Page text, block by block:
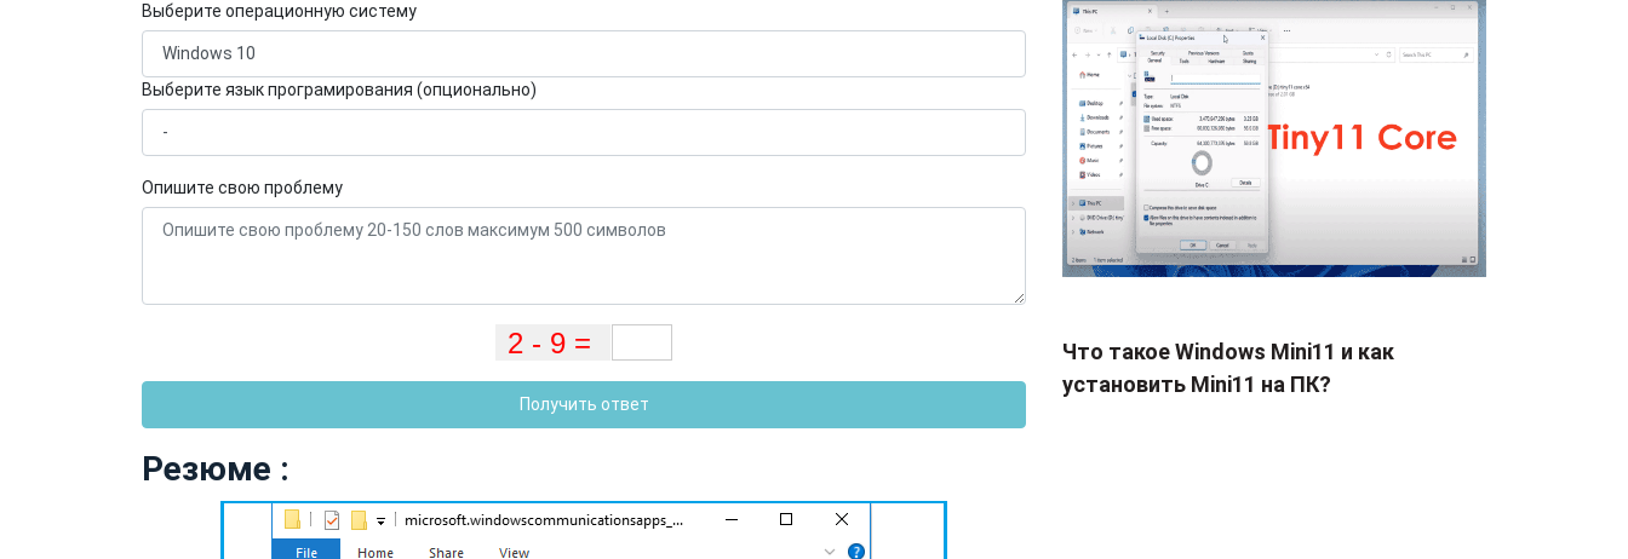
Выберите операционную систему
Выберите язык програмирования (опционально)
Опишите свою проблему
Получить ответ
Резюме :
Что такое Windows Mini11 и как
установить Mini11 на ПК?